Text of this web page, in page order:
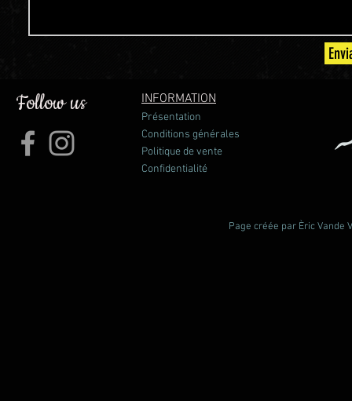
Follow us INFORMATION
Présentation
Conditions générales
Politique de vente
Confidentialité
Page créée par Èric Vande